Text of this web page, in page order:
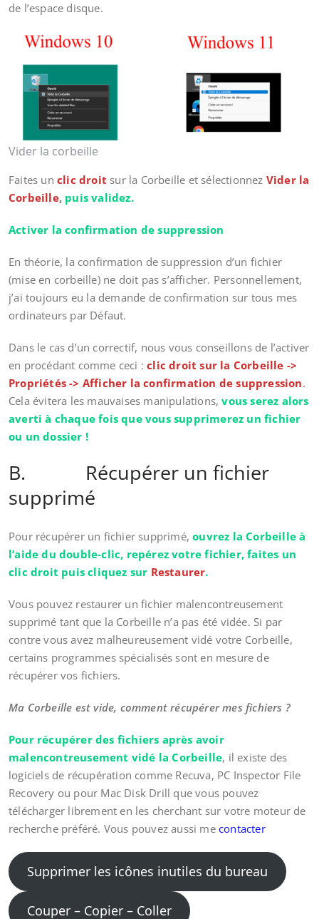
de l’espace disque.
Vider la corbeille
Faites un clic droit sur la Corbeille et sélectionnez Vider la
Corbeille, puis validez.
Activer la confirmation de suppression
En théorie, la confirmation de suppression d’un fichier
(mise en corbeille) ne doit pas s’afficher. Personnellement,
j’ai toujours eu la demande de confirmation sur tous mes
ordinateurs par Défaut.
Dans le cas d’un correctif, nous vous conseillons de l’activer
en procédant comme ceci : clic droit sur la Corbeille ->
Propriétés -> Afficher la confirmation de suppression.
Cela évitera les mauvaises manipulations, vous serez alors
averti à chaque fois que vous supprimerez un fichier
ou un dossier !
B. Récupérer un fichier
supprimé
Pour récupérer un fichier supprimé, ouvrez la Corbeille à
l’aide du double-clic, repérez votre fichier, faites un
clic droit puis cliquez sur Restaurer.
Vous pouvez restaurer un fichier malencontreusement
supprimé tant que la Corbeille n’a pas été vidée. Si par
contre vous avez malheureusement vidé votre Corbeille,
certains programmes spécialisés sont en mesure de
récupérer vos fichiers.
Ma Corbeille est vide, comment récupérer mes fichiers ?
Pour récupérer des fichiers après avoir
malencontreusement vidé la Corbeille, il existe des
logiciels de récupération comme Recuva, PC Inspector File
Recovery ou pour Mac Disk Drill que vous pouvez
télécharger librement en les cherchant sur votre moteur de
recherche préféré. Vous pouvez aussi me contacter
Supprimer les icônes inutiles du bureau
Couper – Copier – Coller